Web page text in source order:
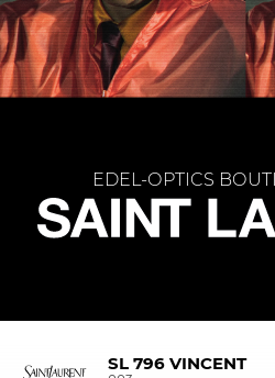
EDEL-OPTICS
SL 796 VINCENT